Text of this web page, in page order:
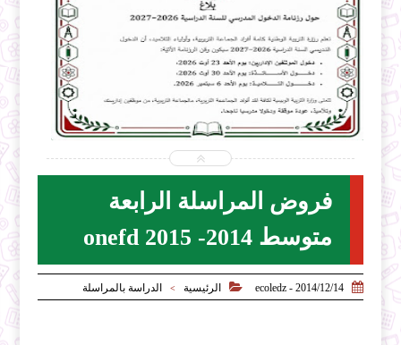
2026-07-31
ecoledz.net
فروض المراسلة الرابعة
متوسط 2014- onefd 2015

2014/12/14 - ecoledz
 الرئيسية > الدراسة بالمراسلة